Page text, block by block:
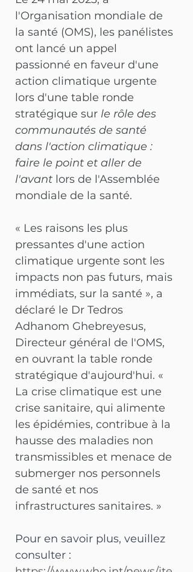
l'Organisation mondiale de
la santé (OMS), les panélistes
ont lancé un appel
passionné en faveur d'une
action climatique urgente
lors d'une table ronde
stratégique sur le rôle des
communautés de santé
dans l'action climatique :
faire le point et aller de
l'avant lors de l'Assemblée
mondiale de la santé.
« Les raisons les plus
pressantes d'une action
climatique urgente sont les
impacts non pas futurs, mais
immédiats, sur la santé », a
déclaré le Dr Tedros
Adhanom Ghebreyesus,
Directeur général de l'OMS,
en ouvrant la table ronde
stratégique d'aujourd'hui. «
La crise climatique est une
crise sanitaire, qui alimente
les épidémies, contribue à la
hausse des maladies non
transmissibles et menace de
submerger nos personnels
de santé et nos
infrastructures sanitaires. »
Pour en savoir plus, veuillez
consulter :